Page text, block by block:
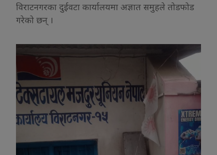
विराटनगरका दुईवटा कार्यालयमा अज्ञात समुहले तोडफोड
गरेको छन् ।